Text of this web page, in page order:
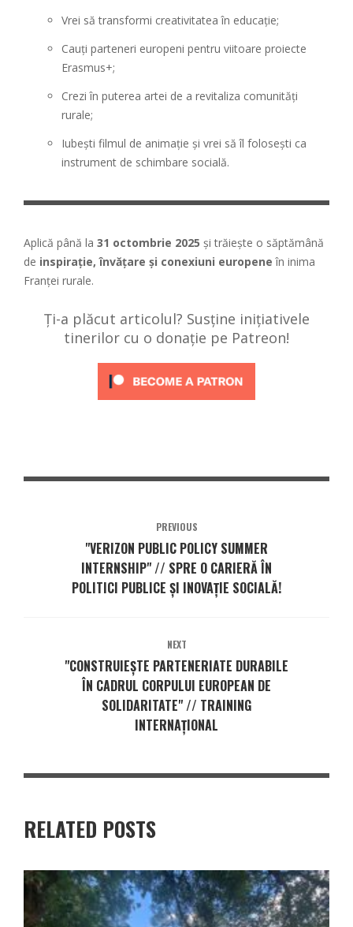
Vrei să transformi creativitatea în educație;
Cauți parteneri europeni pentru viitoare proiecte
Erasmus+;
Crezi în puterea artei de a revitaliza comunități
rurale;
Iubești filmul de animație și vrei să îl folosești ca
instrument de schimbare socială.
Aplică până la 31 octombrie 2025 și trăiește o săptămână
de inspirație, învățare și conexiuni europene în inima
Franței rurale.
Ți-a plăcut articolul? Susține inițiativele
tinerilor cu o donație pe Patreon!
PREVIOUS
"VERIZON PUBLIC POLICY SUMMER
INTERNSHIP" // SPRE O CARIERĂ ÎN
POLITICI PUBLICE ȘI INOVAȚIE SOCIALĂ!
NEXT
"CONSTRUIEȘTE PARTENERIATE DURABILE
ÎN CADRUL CORPULUI EUROPEAN DE
SOLIDARITATE" // TRAINING
INTERNAȚIONAL
RELATED POSTS